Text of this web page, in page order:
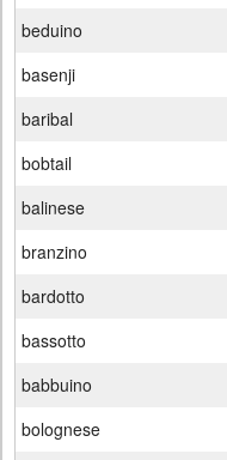
beduino
basenji
baribal
bobtail
balinese
branzino
bardotto
bassotto
babbuino
bolognese